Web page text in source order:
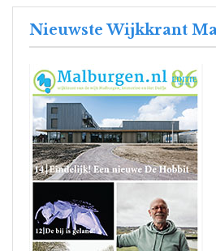
Nieuwste Wijkkrant